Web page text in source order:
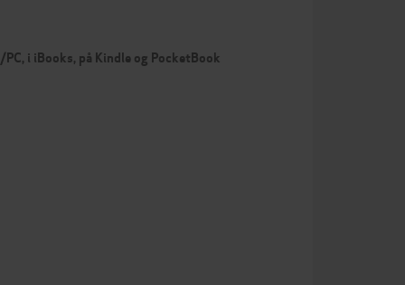
i iBooks, på Kindle og PocketBook